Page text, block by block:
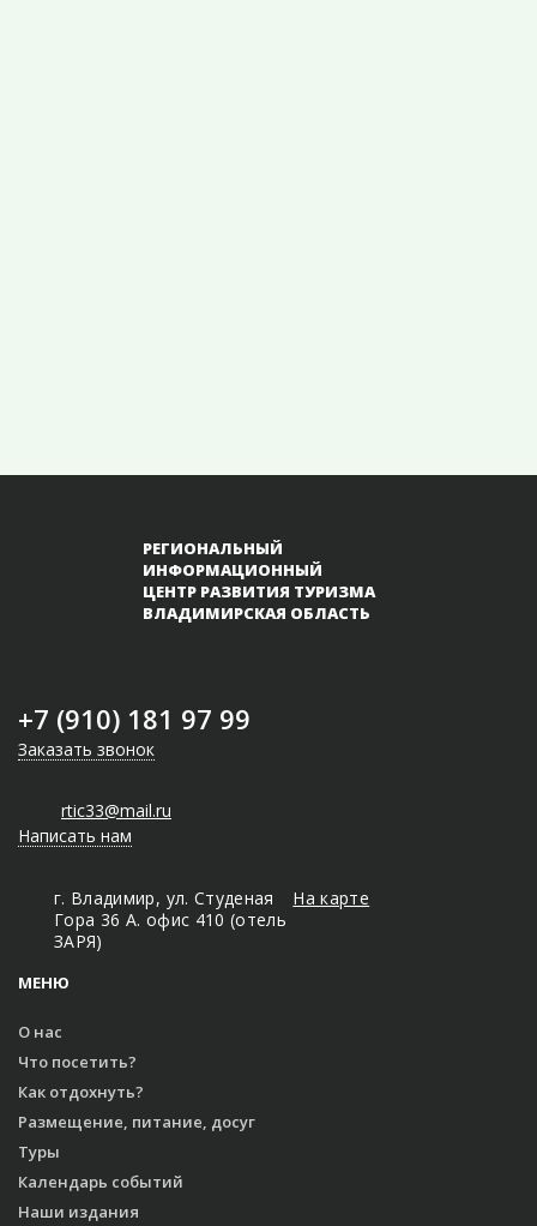
РЕГИОНАЛЬНЫЙ
ИНФОРМАЦИОННЫЙ
ЦЕНТР РАЗВИТИЯ ТУРИЗМА
ВЛАДИМИРСКАЯ ОБЛАСТЬ
+7 (910) 181 97 99
Заказать звонок
rtic33@mail.ru
Написать нам
г. Владимир, ул. Студеная
Гора 36 А. офис 410 (отель
ЗАРЯ)
На карте
МЕНЮ
О нас
Что посетить?
Как отдохнуть?
Размещение, питание, досуг
Туры
Календарь событий
Наши издания